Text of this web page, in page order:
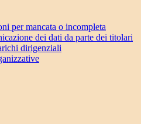
per mancata o incompleta
dei dati da parte dei titolari
dirigenziali